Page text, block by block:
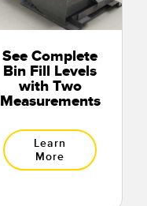
See Complete
Bin Fill Levels
with Two
Measurements
Learn
More